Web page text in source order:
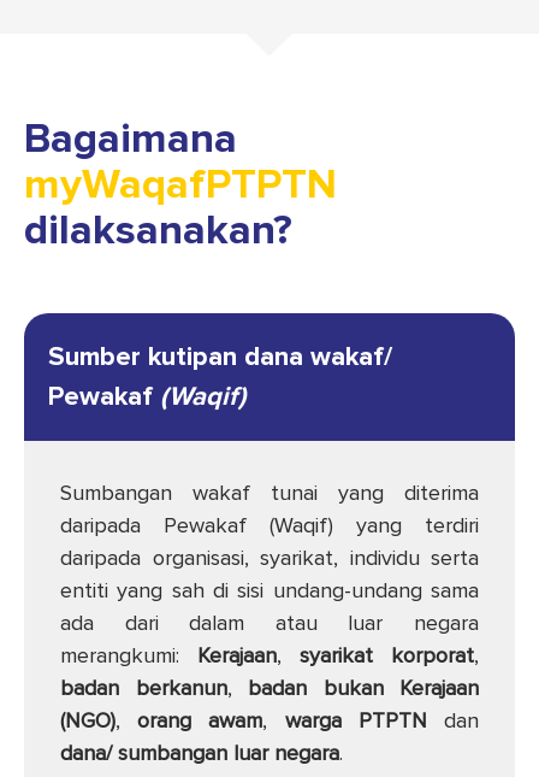
Bagaimana
myWaqafPTPTN
dilaksanakan?
Sumber kutipan dana wakaf/
Pewakaf (Waqif)
Sumbangan wakaf tunai yang diterima
daripada Pewakaf (Waqif) yang terdiri
daripada organisasi, syarikat, individu serta
entiti yang sah di sisi undang-undang sama
ada dari dalam atau luar negara
merangkumi: Kerajaan, syarikat korporat,
badan berkanun, badan bukan Kerajaan
(NGO),orang awam, warga PTPTN dan
dana/ sumbangan luar negara.